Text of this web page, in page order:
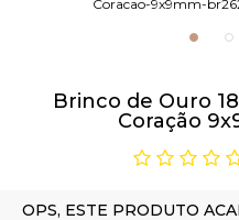
Brinco de Ouro
Coração
Gargantilhas